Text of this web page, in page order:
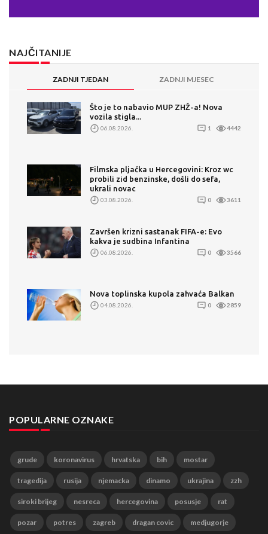
NAJČITANIJE
ZADNJI TJEDAN ZADNJI MJESEC
Što je to nabavio MUP ZHŽ-a! Nova
vozila stigla...
06.08.2026. 1 4442
Filmska pljačka u Hercegovini: Kroz wc
probili zid benzinske, došli do sefa,
ukrali novac
03.08.2026. 0 3611
Završen krizni sastanak FIFA-e: Evo
kakva je sudbina Infantina
06.08.2026. 0 3566
Nova toplinska kupola zahvaća Balkan
04.08.2026. 0 2859
POPULARNE OZNAKE
grude koronavirus hrvatska bih mostar
tragedija rusija njemacka dinamo ukrajina zzh
siroki brijeg nesreca hercegovina posusje rat
pozar potres zagreb dragan covic medjugorje